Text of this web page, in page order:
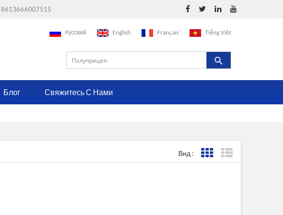
8613666007515
Pусский English Français Tiếng Việt
Блог Свяжитесь С Нами
Вид : Представление сетки